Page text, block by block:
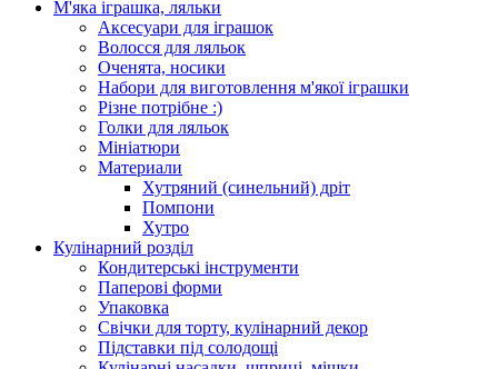
М'яка іграшка, ляльки
Аксесуари для іграшок
Волосся для ляльок
Оченята, носики
Набори для виготовлення м'якої іграшки
Різне потрібне :)
Голки для ляльок
Мініатюри
Материали
Хутряний (синельний) дріт
Помпони
Хутро
Кулінарний розділ
Кондитерські інструменти
Паперові форми
Упаковка
Свічки для торту, кулінарний декор
Підставки під солодощі